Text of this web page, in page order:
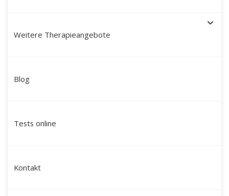
Weitere Therapieangebote
Blog
Tests online
Kontakt
Einbeck: Ihr Weg zu innerer
Veränderung, die über klassische